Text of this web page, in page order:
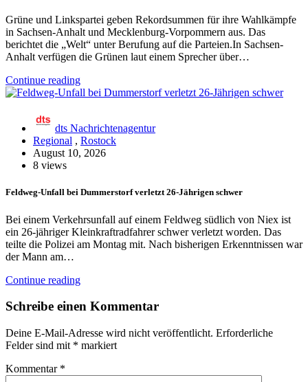
Grüne und Linkspartei geben Rekordsummen für ihre Wahlkämpfe
in Sachsen-Anhalt und Mecklenburg-Vorpommern aus. Das
berichtet die „Welt“ unter Berufung auf die Parteien.In Sachsen-
Anhalt verfügen die Grünen laut einem Sprecher über…
Continue reading
dts Nachrichtenagentur
Regional , Rostock
August 10, 2026
8 views
Feldweg-Unfall bei Dummerstorf verletzt 26-Jährigen schwer
Bei einem Verkehrsunfall auf einem Feldweg südlich von Niex ist
ein 26-jähriger Kleinkraftradfahrer schwer verletzt worden. Das
teilte die Polizei am Montag mit. Nach bisherigen Erkenntnissen war
der Mann am…
Continue reading
Schreibe einen Kommentar
Deine E-Mail-Adresse wird nicht veröffentlicht. Erforderliche
Felder sind mit * markiert
Kommentar *